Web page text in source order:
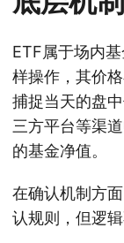
ETF属于场内
样操作，其价
捕捉当天的盘
三方平台等渠
的基金净值。
在确认机制方
认规则，但逻辑